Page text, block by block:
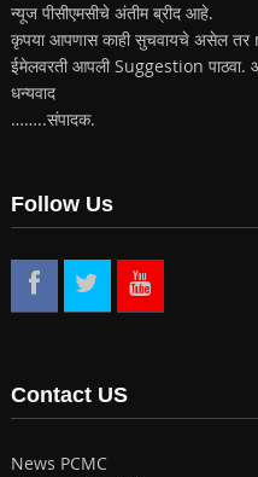
न्यूज पीसीएमसीचे अंतीम ब्रीद आहे.
कृपया आपणास काही सुचवायचे असेल
ईमेलवरती आपली Suggestion पाठवा.
धन्यवाद
……..संपादक.
Follow Us
Contact US
News PCMC